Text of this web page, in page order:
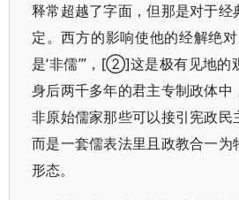
释常超越了字面，但那是对于经
定。西方的影响使他的经解绝对
是‘非儒’”，[②]这是极有见地的
身后两千多年的君主专制政体中
非原始儒家那些可以接引宪政民
而是一套儒表法里且政教合一为
形态。